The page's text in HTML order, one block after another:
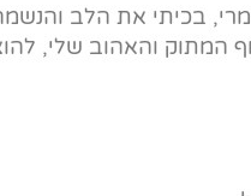
בכיתי את הלב והנשמה
המתוק והאהוב שלי,